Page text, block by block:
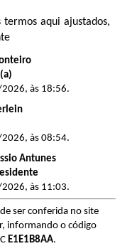
aqui ajustados,
às 18:56.
às 08:54.
Antunes
às 11:03.
ser conferida no site
informando o código
E1E1B8AA.